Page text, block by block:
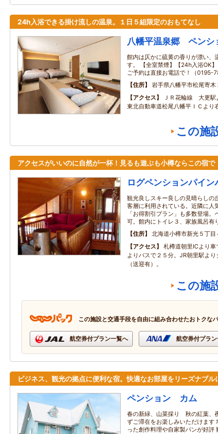
24h入浴できる掛け流しの温泉。１日５組限定のおもてなし
八幡平温泉郷 ペンシ
館内は仄かに硫黄の香りが漂い、
す。 【全室禁煙】【24h入浴OK
ご予約は直接お電話で！（0195-
住所
岩手県八幡平市松尾寄
アクセス
ＪＲ花輪線 大更駅
東北自動車道松尾八幡平ＩＣより
この施
アクセスがいいのに自然が一杯！見るも遊ぶも小樽ならこの宿で
ログペンションパイン
観光良しスキー良しの見晴らしの
客層に利用されている。近隣に人
「お得割引プラン」も多数登場
可。館内にトイレ３、家族風呂有
住所
北海道小樽市新光５丁目
アクセス
札樽道朝里ICより
よりバスで２５分。JR朝里駅よ
（送迎有）。
この施
この施設と交通手段を自由に組み合わせたおトクな
航空券付プラン一覧へ 航空券付プラ
ビジネス、観光の拠点に便利な宿。快適なお部屋をリーズナブル
ペンション カム
春の新緑、山菜採り 秋の紅葉、
ずご滞在をお楽しみいただけます
った創作料理や自家製パンが好評